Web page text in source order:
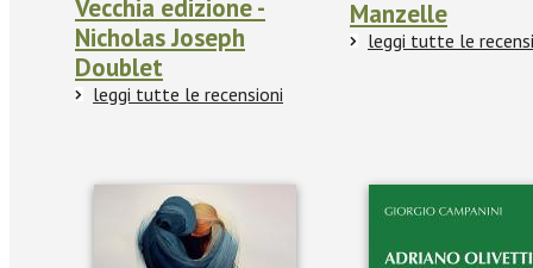
Vecchia edizione -
Nicholas Joseph
Doublet
leggi tutte le recensioni
Manzelle
leggi tutte le